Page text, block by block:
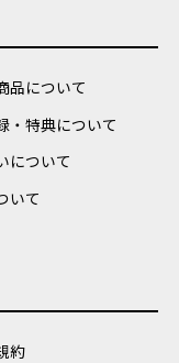
品について
・特典について
について
いて
約